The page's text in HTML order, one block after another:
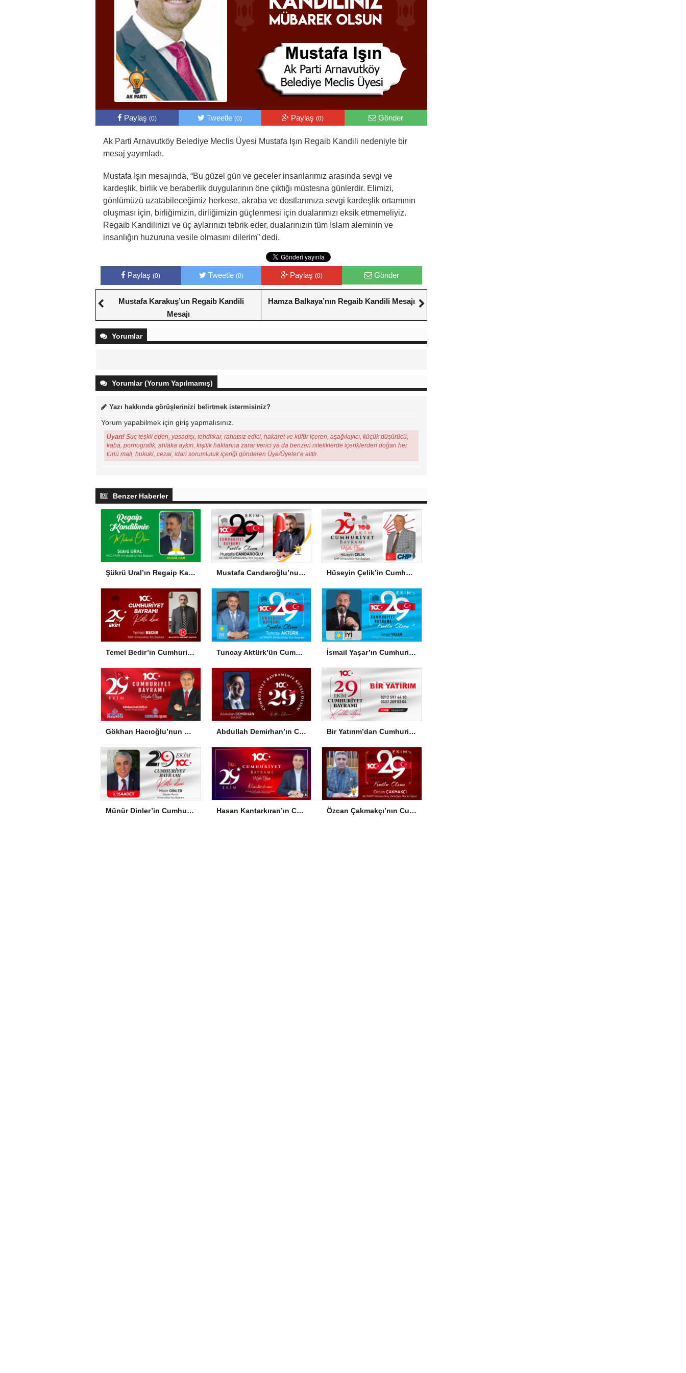
Paylaş (0) Tweetle(0) Paylaş(0) Gönder
Ak Parti Arnavutköy Belediye Meclis Üyesi Mustafa Işın Regaib Kandili nedeniyle bir
mesaj yayımladı.
Mustafa Işın mesajında, “Bu güzel gün ve geceler insanlarımız arasında sevgi ve
kardeşlik, birlik ve beraberlik duygularının öne çıktığı müstesna günlerdir. Elimizi,
gönlümüzü uzatabileceğimiz herkese, akraba ve dostlarımıza sevgi kardeşlik ortamının
oluşması için, birliğimizin, dirliğimizin güçlenmesi için dualarımızı eksik etmemeliyiz.
Regaib Kandilinizi ve üç aylarınızı tebrik eder, dualarınızın tüm İslam aleminin ve
insanlığın huzuruna vesile olmasını dilerim” dedi.
Paylaş(0) Tweetle (0) Paylaş (0) Gönder
Mustafa Karakuş’un Regaib Kandili
Mesajı
Hamza Balkaya’nın Regaib Kandili Mesajı
Yorumlar
Yorumlar (Yorum Yapılmamış)
Yazı hakkında görüşlerinizi belirtmek istermisiniz?
Yorum yapabilmek için giriş yapmalısınız.
Uyarı! Suç teşkil eden, yasadışı, tehditkar, rahatsız edici, hakaret ve küfür içeren, aşağılayıcı, küçük düşürücü,
kaba, pornografik, ahlaka aykırı, kişilik haklarına zarar verici ya da benzeri niteliklerde içeriklerden doğan her
türlü mali, hukuki, cezai, idari sorumluluk içeriği gönderen Üye/Üyeler’e aittir.
Benzer Haberler
Şükrü Ural’ın Regaip Kandili Mesajı Mustafa Candaroğlu’nun Cumhuriyet Bayramı Mesajı Hüseyin Çelik’in Cumhuriyet Bayramı Mesajı
Temel Bedir’in Cumhuriyet Bayramı Mesajı Tuncay Aktürk’ün Cumhuriyet Bayramı Mesajı İsmail Yaşar’ın Cumhuriyet Bayramı Mesajı
Gökhan Hacıoğlu’nun Cumhuriyet Bayramı Mesajı Abdullah Demirhan’ın Cumhuriyet Bayramı Mesajı Bir Yatırım’dan Cumhuriyet Bayramı Mesajı
Münür Dinler’in Cumhuriyet Bayramı Mesajı Hasan Kantarkıran’ın Cumhuriyet Bayramı Mesajı Özcan Çakmakçı’nın Cumhuriyet Bayramı Mesajı